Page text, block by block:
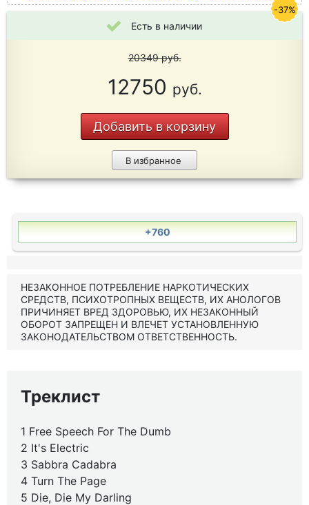
Есть в наличии
20349руб.
12750 руб.
Добавить в корзину
В избранное
-37%
+760
НЕЗАКОННОЕ ПОТРЕБЛЕНИЕ НАРКОТИЧЕСКИХ
СРЕДСТВ, ПСИХОТРОПНЫХ ВЕЩЕСТВ, ИХ АНОЛОГОВ
ПРИЧИНЯЕТ ВРЕД ЗДОРОВЬЮ, ИХ НЕЗАКОННЫЙ
ОБОРОТ ЗАПРЕЩЕН И ВЛЕЧЕТ УСТАНОВЛЕННУЮ
ЗАКОНОДАТЕЛЬСТВОМ ОТВЕТСТВЕННОСТЬ.
Треклист
1 Free Speech For The Dumb
2 It's Electric
3 Sabbra Cadabra
4 Turn The Page
5 Die, Die My Darling